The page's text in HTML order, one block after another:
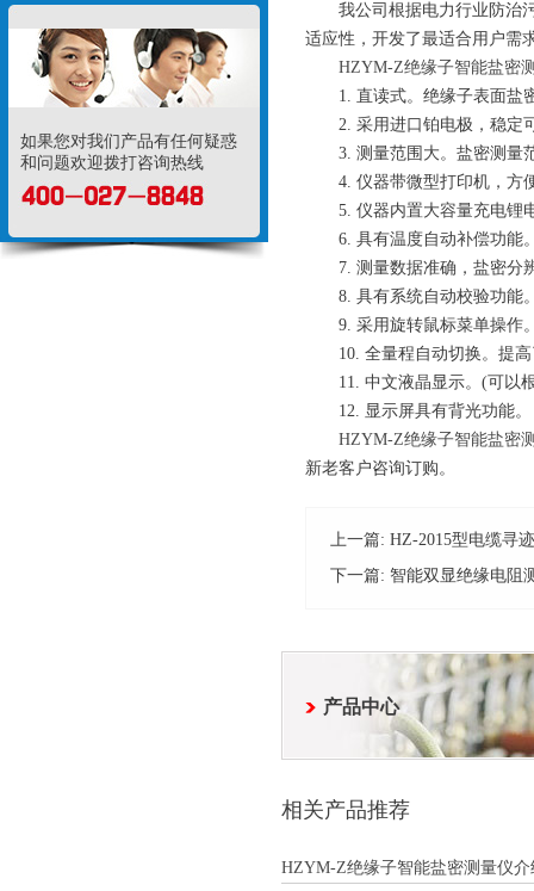
如果您对我们产品有任何疑惑
和问题欢迎拨打咨询热线
我公司根据电力行业防治污
适应性，开发了最适合用户需
HZYM-Z绝缘子智能盐密
1. 直读式。绝缘子表面盐
2. 采用进口铂电极，稳定
3. 测量范围大。盐密测量范
4. 仪器带微型打印机，方
5. 仪器内置大容量充电锂电
6. 具有温度自动补偿功能
7. 测量数据准确，盐密分
8. 具有系统自动校验功能
9. 采用旋转鼠标菜单操作
10. 全量程自动切换。提高
11. 中文液晶显示。(可以根
12. 显示屏具有背光功能。
HZYM-Z绝缘子智能盐密
新老客户咨询订购。
上一篇: HZ-2015型电缆寻
下一篇: 智能双显绝缘电阻
产品中心
相关产品推荐
HZYM-Z绝缘子智能盐密测量仪